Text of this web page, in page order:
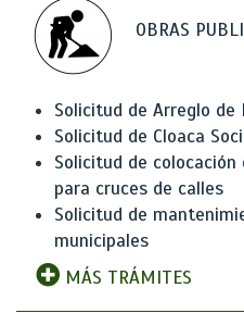
OBRAS
Solicitud de Arreglo de
Solicitud de Cloaca
Solicitud de
para cruces de calles
Solicitud de
municipales
MÁS TRÁMITES